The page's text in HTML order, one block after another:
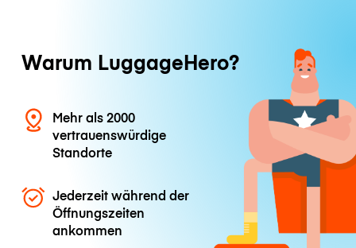
Warum LuggageHero?
Mehr als 2000
vertrauenswürdige
Standorte
Jederzeit während der
Öffnungszeiten
ankommen